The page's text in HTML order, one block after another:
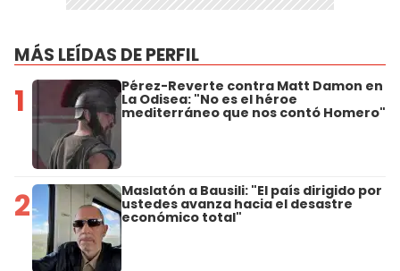
MÁS LEÍDAS DE PERFIL
1 Pérez-Reverte contra Matt Damon en
La Odisea: "No es el héroe
mediterráneo que nos contó Homero"
2 Maslatón a Bausili: "El país dirigido por
ustedes avanza hacia el desastre
económico total"